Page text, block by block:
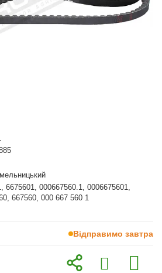
6675601, 000667560.1, 0006675601,
667560, 000 667 560 1
Відправимо завтра